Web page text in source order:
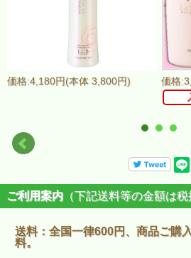
価格:4,180円(本体 3,800円) 価格
ご利用案内 （下記送料等の金額は税
送料：全国一律600円、商品ご購
料。